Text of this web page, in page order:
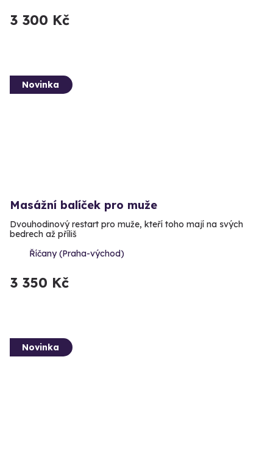
3 300 Kč
Novinka
Masážní balíček pro muže
Dvouhodinový restart pro muže, kteří toho mají na svých
bedrech až příliš
Říčany (Praha-východ)
3 350 Kč
Novinka